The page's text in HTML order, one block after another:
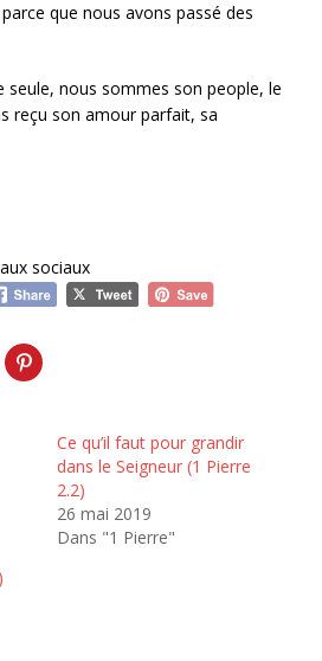
que nous avons passé des
seule, nous sommes son people, le
reçu son amour parfait, sa
sociaux
Ce qu’il faut pour grandir
dans le Seigneur (1 Pierre
2.2)
26 mai 2019
Dans "1 Pierre"